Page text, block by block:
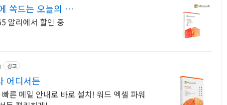
쏙드는 오늘의 특
알리에서 할인 중
광고
어디서든
른 메일 안내로 바로 설치! 워드 엑셀 파워